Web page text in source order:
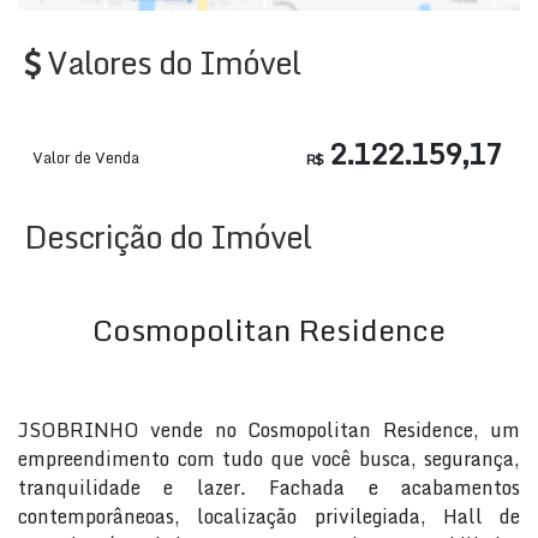
Valores do Imóvel
R$2.122.159,17
Valor de Venda
Descrição do Imóvel
Cosmopolitan Residence
JSOBRINHO vende no Cosmopolitan Residence, um
empreendimento com tudo que você busca, segurança,
tranquilidade e lazer. Fachada e acabamentos
contemporâneoas, localização privilegiada, Hall de